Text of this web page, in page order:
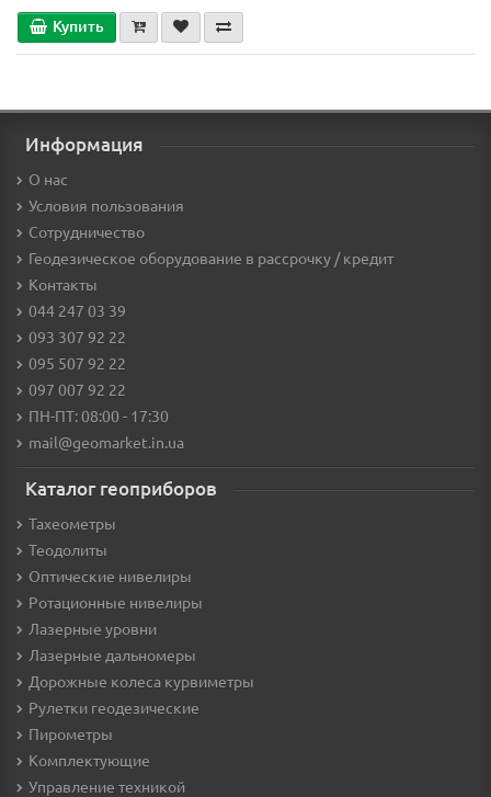
Купить
Информация
О нас
Условия пользования
Сотрудничество
Геодезическое оборудование в рассрочку / кредит
Контакты
044 247 03 39
093 307 92 22
095 507 92 22
097 007 92 22
ПН-ПТ: 08:00 - 17:30
mail@geomarket.in.ua
Каталог геоприборов
Тахеометры
Теодолиты
Оптические нивелиры
Ротационные нивелиры
Лазерные уровни
Лазерные дальномеры
Дорожные колеса курвиметры
Рулетки геодезические
Пирометры
Комплектующие
Управление техникой